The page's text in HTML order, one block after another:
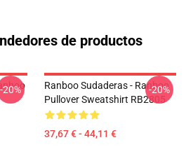
de productos
-20%
Ranboo Sudaderas - Ranboo
Pullover Sweatshirt RB2805
37,67 € - 44,11 €
-20%